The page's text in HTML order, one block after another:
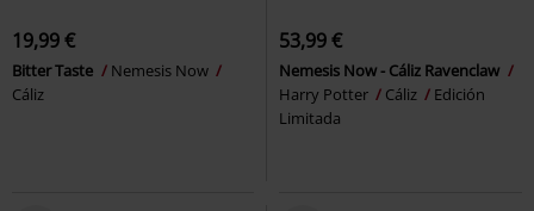
19,99 €
Bitter Taste
Nemesis Now
Cáliz
53,99 €
Nemesis Now - Cáliz Ravenclaw
Harry Potter
Cáliz
Edición
Limitada